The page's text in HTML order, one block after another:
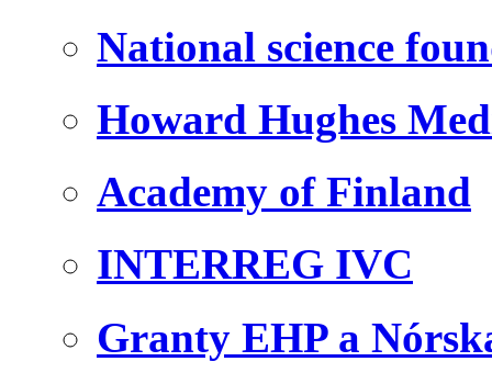
National science
Howard Hughes
Academy of Finland
INTERREG IVC
Granty EHP a